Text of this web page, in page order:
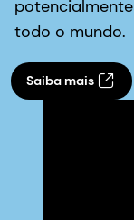
todo o mundo.
Saiba mais